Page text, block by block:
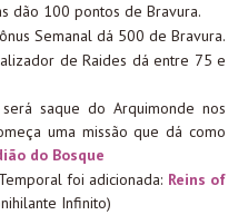
dão 100 pontos de Bravura.
Semanal dá 500 de Bravura.
de Raides dá entre 75 e
será saque do Arquimonde nos
uma missão que dá como
do Bosque
foi adicionada: Reins of
Infinito)